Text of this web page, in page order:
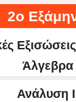
2ο
Άλγεβρα
Ανάλυση